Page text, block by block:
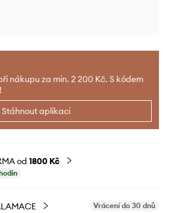
nákupu za min. 2 200 Kč. S kódem
Stáhnout aplikaci
od 1800 Kč
Vrácení do 30 dnů